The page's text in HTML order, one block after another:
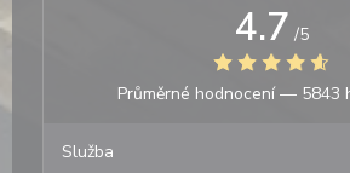
4.7 /5
Průměrné hodnocení — 5843
Služba